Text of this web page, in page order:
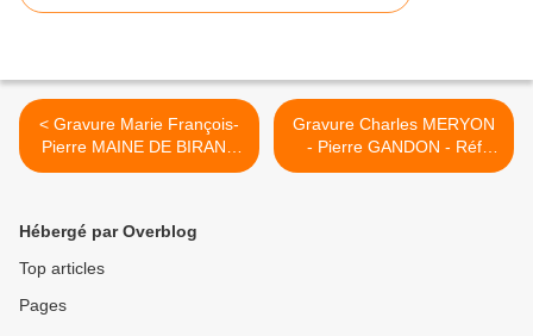
< Gravure Marie François-
Pierre MAINE DE BIRAN -
Georges Gorvel - Réf
Gravure Charles MERYON
- Pierre GANDON - Réf
29968 >
Hébergé par Overblog
Top articles
Pages